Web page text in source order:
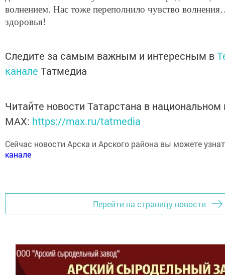
волнением. Нас тоже переполнило чувство
здоровья!
Следите за самым важным и интересным в
канале Татмедиа
Читайте новости Татарстана в
MАХ: https://max.ru/tatmedia
Сейчас новости Арска и Арского района вы можете
канале
Перейти на страницу новости